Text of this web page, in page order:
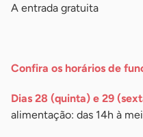
A entrada gratuita
Confira os horários de
Dias 28 (quinta) e 29
alimentação: das 14h à